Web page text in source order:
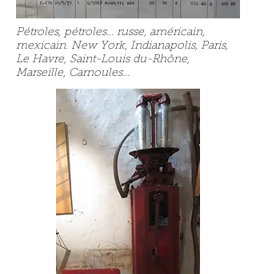
Pétroles, pétroles... russe, américain,
mexicain. New York, Indianapolis, Paris,
Le Havre, Saint-Louis du-Rhône,
Marseille, Carnoules...